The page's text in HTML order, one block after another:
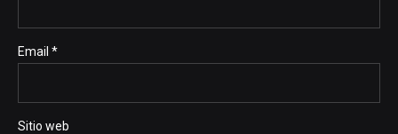
Email *
Sitio web